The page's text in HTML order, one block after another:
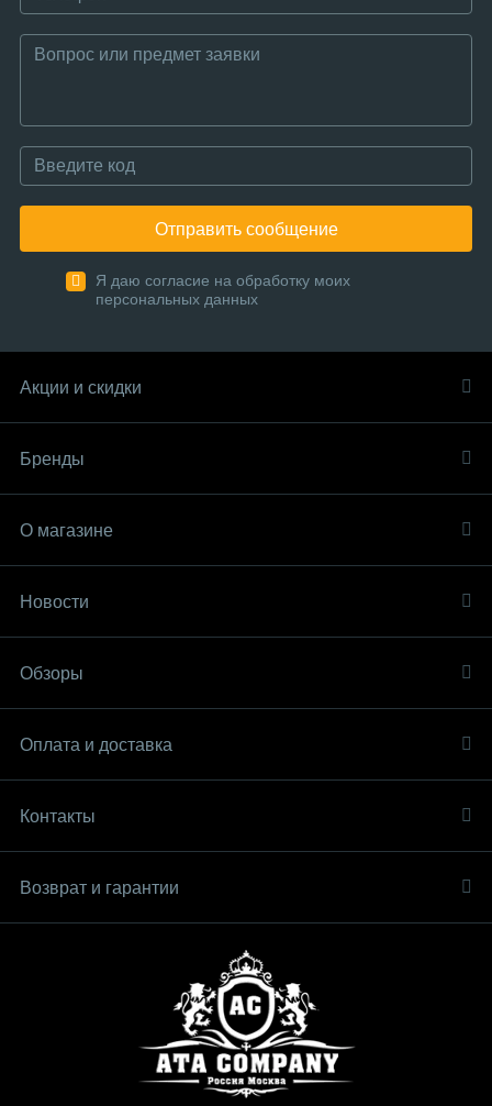
Отправить сообщение
Я даю согласие на обработку моих
персональных данных
Акции и скидки
Бренды
О магазине
Новости
Обзоры
Оплата и доставка
Контакты
Возврат и гарантии